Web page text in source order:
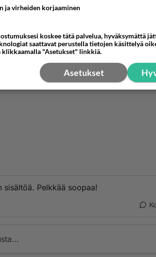
sisältöä. Pelkkää soopaa!
ja virheiden korjaaminen
koskee tätä palvelua, hyväksymättä
saattavat perustella tietojen käsittelyä
klikkaamalla "Asetukset" linkkiä.
Asetukset